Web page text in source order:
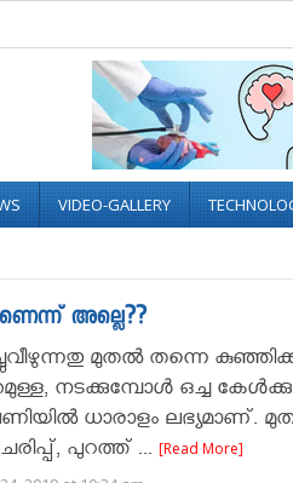
VIDEO-GALLERY
അല്ലെ??
മുതൽ തന്നെ
നടക്കുമ്പോൾ ഒച്ച
ധാരാളം ലഭ്യമാണ്.
പുറത്ത് ... [Read More]